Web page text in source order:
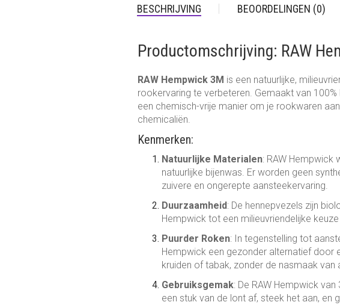
BESCHRIJVING BEOORDELINGEN (0)
Productomschrijving: RAW
RAW Hempwick 3M is een natuurlijke,
rookervaring te verbeteren. Gemaakt van
een chemisch-vrije manier om je rookwaren
chemicaliën.
Kenmerken:
Natuurlijke Materialen: RAW Hempwick
natuurlijke bijenwas. Er worden geen
zuivere en ongerepte aansteekervaring.
Duurzaamheid: De hennepvezels zijn
Hempwick tot een milieuvriendelijke
Puurder Roken: In tegenstelling tot
Hempwick een gezonder alternatief door
kruiden of tabak, zonder de nasmaak van
Gebruiksgemak: De RAW Hempwick
een stuk van de lont af, steek het aan, en